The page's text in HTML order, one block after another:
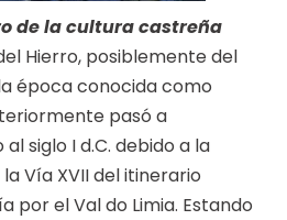
de la cultura castreña
Hierro, posiblemente del
época conocida como
pasó a
siglo I d.C. debido a la
Vía XVII del itinerario
por el Val do Limia. Estando